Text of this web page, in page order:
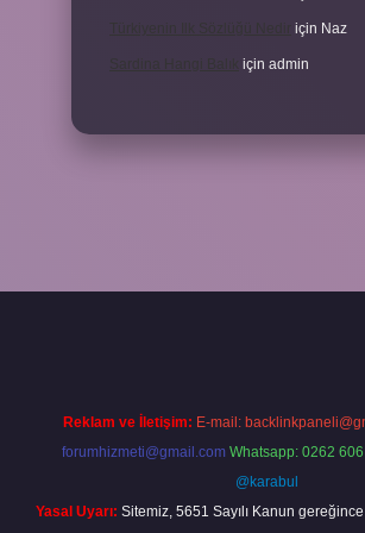
için Naz
için admin
Reklam ve İletişim: E-mail:
forumhizmeti@gmail.com Whatsapp: 0262
@karabul
Yasal Uyarı: Sitemiz, 5651 Sayılı Kanun